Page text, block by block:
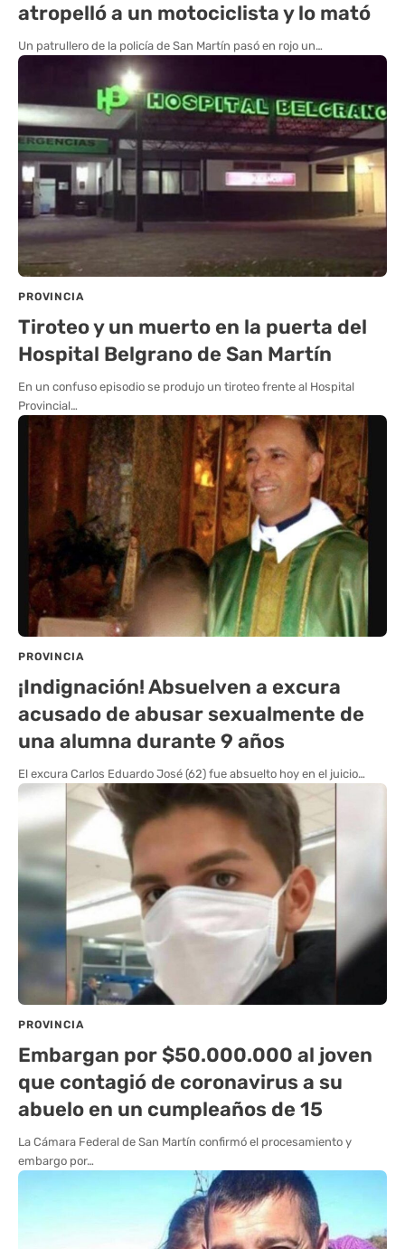
atropelló a un motociclista y lo mató
Un patrullero de la policía de San Martín pasó en rojo un…
PROVINCIA
Tiroteo y un muerto en la puerta del
Hospital Belgrano de San Martín
En un confuso episodio se produjo un tiroteo frente al Hospital
Provincial…
PROVINCIA
¡Indignación! Absuelven a excura
acusado de abusar sexualmente de
una alumna durante 9 años
El excura Carlos Eduardo José (62) fue absuelto hoy en el juicio…
PROVINCIA
Embargan por $50.000.000 al joven
que contagió de coronavirus a su
abuelo en un cumpleaños de 15
La Cámara Federal de San Martín confirmó el procesamiento y
embargo por…